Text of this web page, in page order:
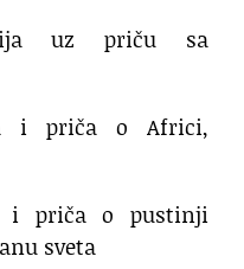
uz priču sa
i priča o Africi,
i priča o pustinji
sveta